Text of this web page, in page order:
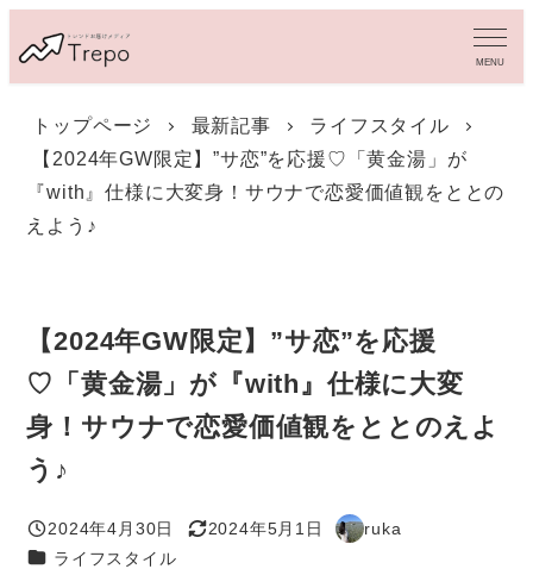
イ
MENU
トップページ 最新記事
ライフスタイル
【2024年GW限定】”サ恋”を応援♡「黄金湯」が
『with』仕様に大変身！サウナで恋愛価値観をととの
えよう♪
【2024年GW限定】”サ恋”を応援
♡「黄金湯」が『with』仕様に大変
身！サウナで恋愛価値観をととのえよ
う♪
投稿日
2024年4月30日
更新日
2024年5月1日
著
ruka
カテゴリー
ライフスタイル